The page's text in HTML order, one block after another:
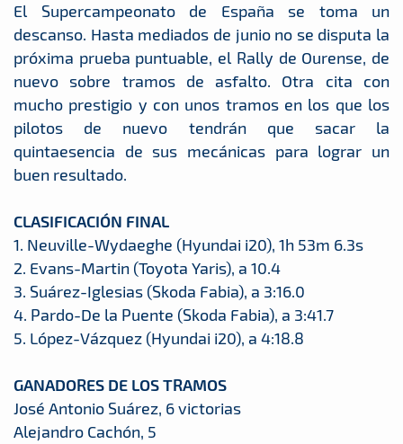
El Supercampeonato de España se toma un
descanso. Hasta mediados de junio no se disputa la
próxima prueba puntuable, el Rally de Ourense, de
nuevo sobre tramos de asfalto. Otra cita con
mucho prestigio y con unos tramos en los que los
pilotos de nuevo tendrán que sacar la
quintaesencia de sus mecánicas para lograr un
buen resultado.
CLASIFICACIÓN FINAL
1. Neuville-Wydaeghe (Hyundai i20), 1h 53m 6.3s
2. Evans-Martin (Toyota Yaris), a 10.4
3. Suárez-Iglesias (Skoda Fabia), a 3:16.0
4. Pardo-De la Puente (Skoda Fabia), a 3:41.7
5. López-Vázquez (Hyundai i20), a 4:18.8
GANADORES DE LOS TRAMOS
José Antonio Suárez, 6 victorias
Alejandro Cachón, 5